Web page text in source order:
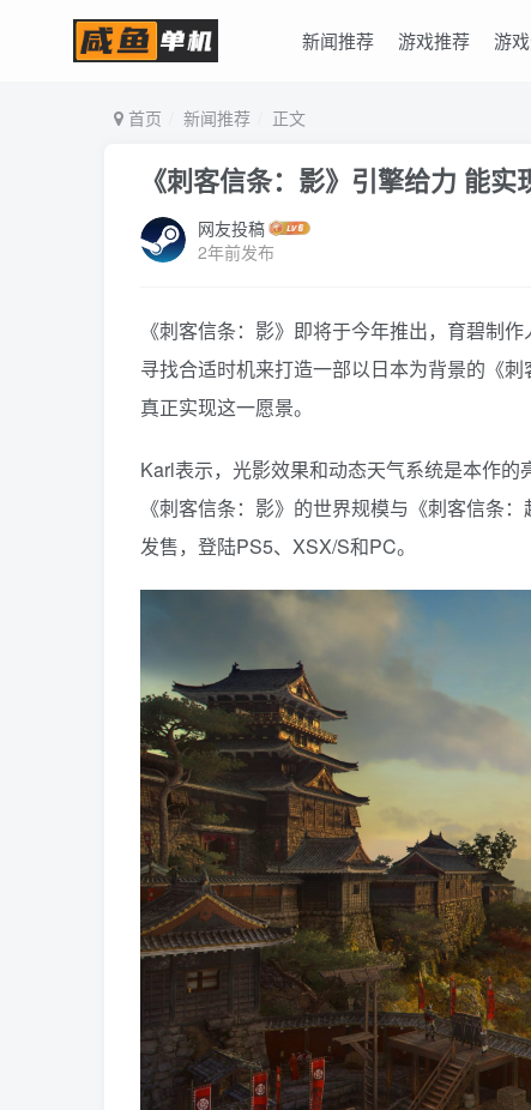
新闻推荐 游戏推荐 游
首页 新闻推荐 正文
《刺客信条：影》引擎给力 能
网友投稿
2年前发布
《刺客信条：影》即将于今年推出，育碧制
寻找合适时机来打造一部以日本为背景的《
真正实现这一愿景。
Karl表示，光影效果和动态天气系统是本作的
《刺客信条：影》的世界规模与《刺客信条
发售，登陆PS5、XSX/S和PC。